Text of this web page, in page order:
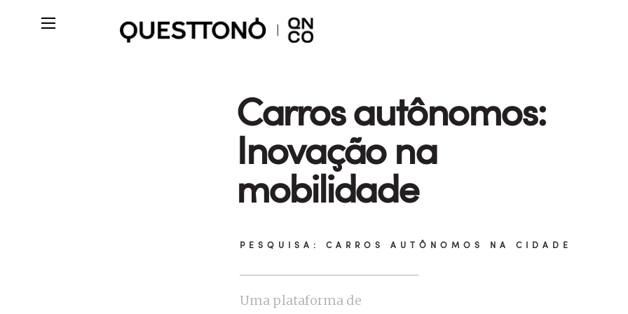
Carros autônomos:
Inovação na
mobilidade
PESQUISA: CARROS AUTÔNOMOS NA CIDADE
Uma plataforma de